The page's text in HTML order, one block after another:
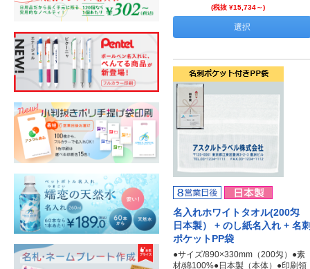
(税抜 ¥15,734～)
選択
名入れホワイトタオル(200匁
日本製） + のし紙名入れ + 名
ポケットPP袋
●サイズ/890×330mm（200匁）●素
材/綿100%●日本製（本体）●印刷領